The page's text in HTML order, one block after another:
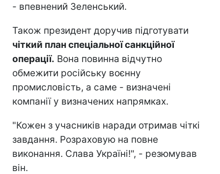
- впевнений Зеленський.
Також президент доручив підготувати
чіткий план спеціальної санкційної
операції. Вона повинна відчутно
обмежити російську воєнну
промисловість, а саме - визначені
компанії у визначених напрямках.
"Кожен з учасників наради отримав чіткі
завдання. Розраховую на повне
виконання. Слава Україні!", - резюмував
він.